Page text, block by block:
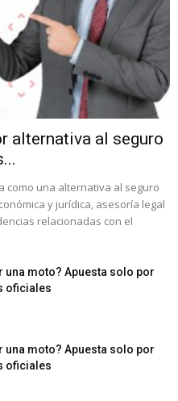
alternativa al seguro
como una alternativa al seguro
y jurídica, asesoría legal
relacionadas con el
una moto? Apuesta solo por
oficiales
una moto? Apuesta solo por
oficiales